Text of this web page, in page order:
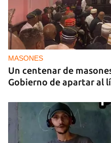
MASONES
Un centenar de
Gobierno de apartar al